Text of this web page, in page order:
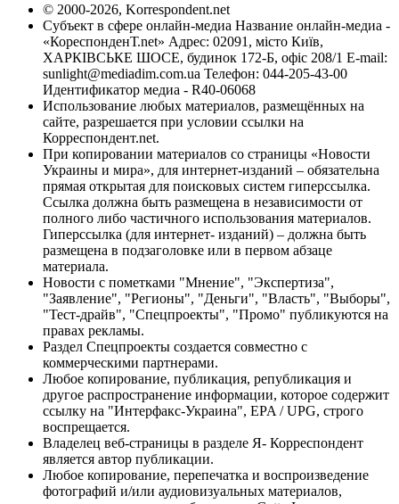
© 2000-2026, Korrespondent.net
Субъект в сфере онлайн-медиа Название онлайн-медиа -
«КореспонденТ.net» Адрес: 02091, місто Київ,
ХАРКІВСЬКЕ ШОСЕ, будинок 172-Б, офіс 208/1 E-mail:
sunlight@mediadim.com.ua Телефон: 044-205-43-00
Идентификатор медиа - R40-06068
Использование любых материалов, размещённых на
сайте, разрешается при условии ссылки на
Корреспондент.net.
При копировании материалов со страницы «Новости
Украины и мира», для интернет-изданий – обязательна
прямая открытая для поисковых систем гиперссылка.
Ссылка должна быть размещена в независимости от
полного либо частичного использования материалов.
Гиперссылка (для интернет- изданий) – должна быть
размещена в подзаголовке или в первом абзаце
материала.
Новости с пометками "Мнение", "Экспертиза",
"Заявление", "Регионы", "Деньги", "Власть", "Выборы",
"Тест-драйв", "Спецпроекты", "Промо" публикуются на
правах рекламы.
Раздел Спецпроекты создается совместно с
коммерческими партнерами.
Любое копирование, публикация, републикация и
другое распространение информации, которое содержит
ссылку на "Интерфакс-Украина", EPA / UPG, строго
воспрещается.
Владелец веб-страницы в разделе Я- Корреспондент
является автор публикации.
Любое копирование, перепечатка и воспроизведение
фотографий и/или аудиовизуальных материалов,